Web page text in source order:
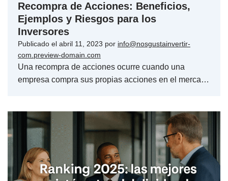
Recompra de Acciones: Beneficios,
Ejemplos y Riesgos para los
Inversores
Publicado el abril 11, 2023 por info@nosgustainvertir-
com.preview-domain.com
Una recompra de acciones ocurre cuando una
empresa compra sus propias acciones en el merca…